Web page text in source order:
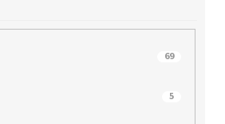
64
4
69
5